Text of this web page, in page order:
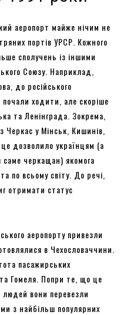
аеропорт майже нічим не
портів УРСР. Кожного
сполучень із іншими
Союзу. Наприклад,
до російського
ходити, але скоріше
та Ленінграда. Зокрема,
Черкас у Мінськ, Кишинів,
дозволило українцям (а
черкащан) якомога
по всьому світу. До речі,
отримати статус
аеропорту привезли
в Чехословаччини.
пасажирських
Гомеля. Попри те, що це
людей вони перевезли
з найбільш популярних